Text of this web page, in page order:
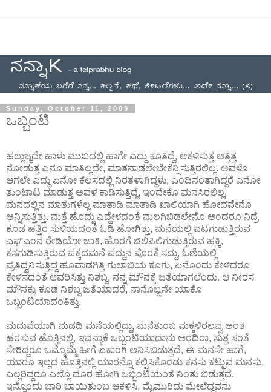
Sunday, October 11, 2009
ಒಬ್ಬಂಟಿ
ಹಲ್ಲುಜ್ಜದೇ ಹಾಳು ಮುಖದಲ್ಲಿ ಹಾಗೇ ಎದ್ದು ಕೂತಿದ್ದೆ, ಆಕಳಿಸುತ್ತ ಅತ್ತಿತ್ತ
ನೋಡುತ್ತ ಎನೂ ಮಾತಿಲ್ಲದೇ, ಮಾತನಾಡಲೇಬೇಕೆನ್ನಿಸುತ್ತಿರಲಿಲ್ಲ. ಅವಳೊ
ಆಗಲೇ ಎದ್ದು ಏನೋ ಕೆಲಸದಲ್ಲಿ ನಿರತಳಾಗಿದ್ದಳು, ಎಂದಿನಂತಾಗಿದ್ದರೆ ಎನೋ
ತುಂಟಾಟ ಮಾಡುತ್ತ ಅವಳ ಕಾಡಿಸುತ್ತಿದ್ದೆ, ಇಂದೇಕೊ ಮನಸಿರಲಿಲ್ಲ,
ಮನದಲ್ಲಿನ ಮಾತುಗಳೆಲ್ಲ ಮಾತಾಡಿ ಮಾತಾಡಿ ಖಾಲಿಯಾಗಿ ಹೋದವೇನೊ
ಅನ್ನಿಸುತ್ತಿತ್ತು. ಮತ್ತೆ ಹೊದ್ದು ಎದ್ದೇಳದಂತೆ ಮಲಗಿಬಿಡಲೇನೊ ಅಂದರೂ ನಿದ್ರೆ
ಕೂಡ ಹತ್ತಿರ ಸುಳಿಯದಂತೆ ಓಡಿ ಹೋಗಿತ್ತು, ಮನೆಯಲ್ಲಿ ವಟಗುಡುತ್ತಿರುವ
ಎಫ್‌ಎಂನ ರೇಡಿಯೋ ಜಾಕಿ, ಹೊರಗೆ ಚಿಲಿಪಿಲಿಗುಡುತ್ತಿರುವ ಹಕ್ಕಿ,
ಕಸಗುಡಿಸುತ್ತಿರುವ ಪಕ್ಕದಮನೆ ಪದ್ದುನ ಪೊರಕೆ ಸದ್ದು, ಓಣಿಯಲ್ಲಿ
ಪ್ರತಿದ್ವನಿಸುತ್ತಿದ್ದ ಹೂವಾಡಗಿತ್ತಿ ಗುಲಾಬಿಯ ಕೂಗು, ಏನೊಂದು ಕೇಳಿದರೂ
ಕೇಳಿಸದಂತೆ ಆವರಿಸಿತ್ತು ನಿಶಬ್ದ, ನನ್ನ ಮೌನಕ್ಕೆ ಜತೆಯಾಗಲೆಂದು. ಆ ನೀರಸ
ಮೌನಕ್ಕು ಕೂಡ ನಿಶಬ್ದ ಜತೆಯಾದರೆ, ನಾನೊಬ್ಬನೇ ಯಾಕೊ
ಒಬ್ಬಂಟಿಯಾದಂತಿತ್ತು.
ಮದುವೆಯಾಗಿ ಮಡದಿ ಮನೆಯಲ್ಲಿದ್ದು, ಮನೆತುಂಬ ಮಕ್ಕಳಿರಲವ್ವ ಅಂತ
ಹರಸುವ ಹೊತ್ತಿನಲ್ಲಿ, ಇವನ್ಯಾಕೆ ಒಬ್ಬಂಟಿಯಾದಾನು ಅಂದಿರಾ, ಸುತ್ತ ಸಂತೆ
ಸೇರಿದ್ದರೂ ಒಮ್ಮೊಮ್ಮೆ ಹೀಗೆ ಏಕಾಂಗಿ ಅನಿಸಿಬಿಡುತ್ತದೆ, ಈ ಮನಸೇ ಹಾಗೆ,
ಯಾರೂ ಇಲ್ಲದ ಹೊತ್ತಿನಲ್ಲಿ ಯಾರನ್ನೊ ಕಲ್ಪಿಸಿಕೊಂಡು ಕನಸು ಕಟ್ಟುವ ಮನಸು,
ಎಲ್ಲರಿದ್ದರೂ ಎಲ್ಲೊ ದೂರ ಹೋಗಿ ಒಬ್ಬಂಟಿಯಂತೆ ನಿಂತು ಬಿಡುತ್ತದೆ.
ಇನ್ನೊಂದು ಬಾರಿ ಬಾಯಿತುಂಬ ಆಕಳಿಸಿ, ಮೈಮುರಿದು ಮೇಲೆದ್ದವನು